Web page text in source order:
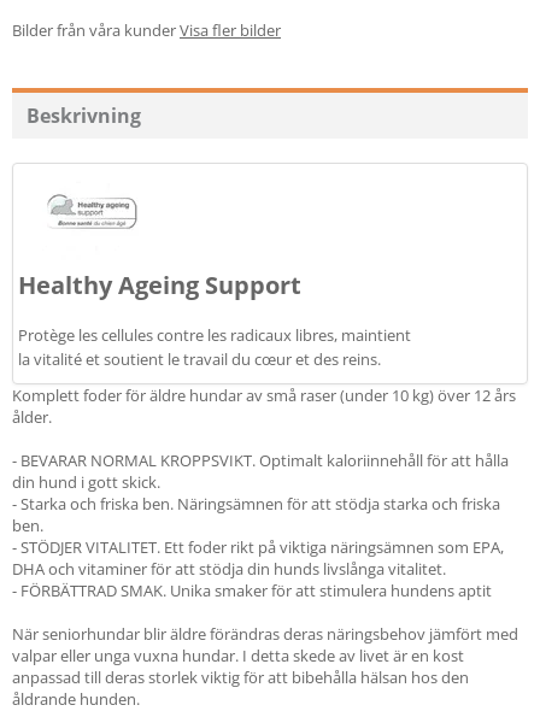
Bilder från våra kunderVisa fler bilder
Beskrivning
Healthy Ageing Support
Protège les cellules contre les radicaux libres, maintient
la vitalité et soutient le travail du cœur et des reins.
Komplett foder för äldre hundar av små raser (under 10 kg) över 12 års
ålder.
- BEVARAR NORMAL KROPPSVIKT. Optimalt kaloriinnehåll för att hålla
din hund i gott skick.
- Starka och friska ben. Näringsämnen för att stödja starka och friska
ben.
- STÖDJER VITALITET. Ett foder rikt på viktiga näringsämnen som EPA,
DHA och vitaminer för att stödja din hunds livslånga vitalitet.
- FÖRBÄTTRAD SMAK. Unika smaker för att stimulera hundens aptit
När seniorhundar blir äldre förändras deras näringsbehov jämfört med
valpar eller unga vuxna hundar. I detta skede av livet är en kost
anpassad till deras storlek viktig för att bibehålla hälsan hos den
åldrande hunden.